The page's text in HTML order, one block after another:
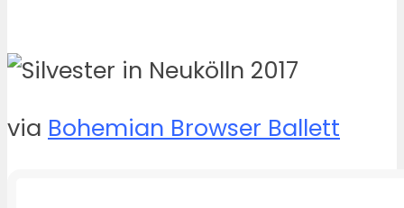
via Bohemian Browser Ballett